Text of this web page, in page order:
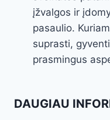
įžvalgos ir
pasaulio.
suprasti,
prasmingus
DAUGIAU